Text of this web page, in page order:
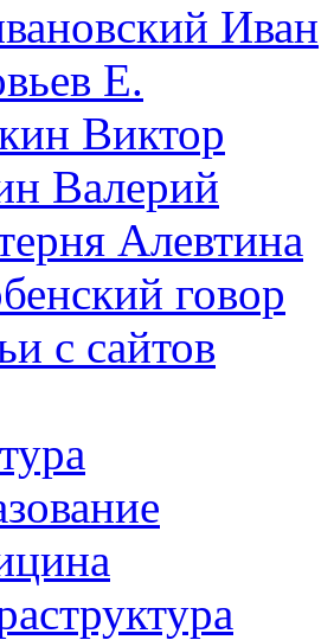
Иван
Е.
Виктор
Валерий
Алевтина
говор
с сайтов